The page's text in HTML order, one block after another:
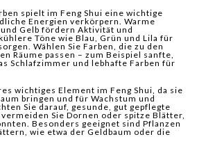
spielt im Feng Shui eine wichtige
Energien verkörpern. Warme
Gelb fördern Aktivität und
Töne wie Blau, Grün und Lila für
Wählen Sie Farben, die zu den
Räume passen – zum Beispiel sanfte,
Schlafzimmer und lebhafte Farben für
wichtiges Element im Feng Shui, da sie
bringen und für Wachstum und
Sie darauf, gesunde, gut gepflegte
Sie Dornen oder spitze Blätter,
Besonders geeignet sind Pflanzen
wie etwa der Geldbaum oder die